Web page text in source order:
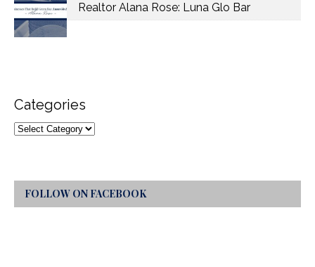
Realtor Alana Rose: Luna Glo Bar
Categories
FOLLOW ON FACEBOOK